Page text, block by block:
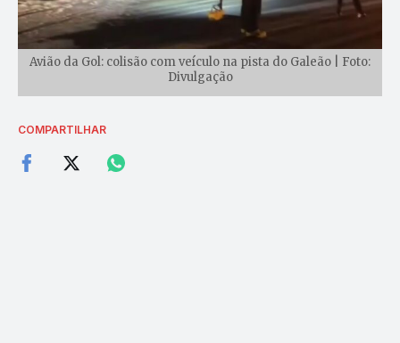
Avião da Gol: colisão com veículo na pista do Galeão | Foto:
Divulgação
COMPARTILHAR